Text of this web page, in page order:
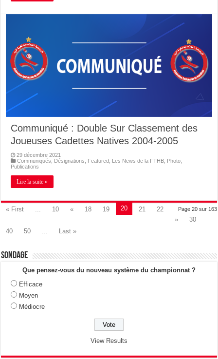
Communiqué : Double Sur Classement des
Joueuses Cadettes Natives 2004-2005
29 décembre 2021
Communiqués
Désignations Featured Les News de la FTHB Photo
Publications
Lire la suite »
Page 20 sur 163
« First ... 10 « 18 19 20 21
22
»
30
40
50 ... Last »
Sondage
Que pensez-vous du nouveau système du championnat ?
Efficace
Moyen
Médiocre
View Results